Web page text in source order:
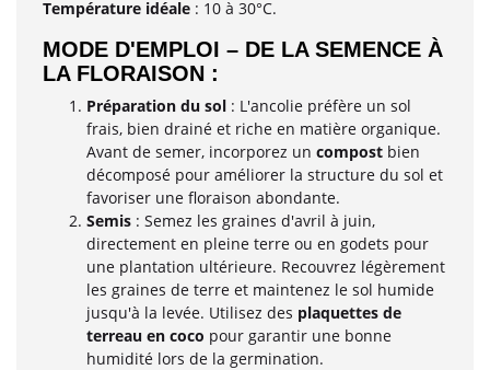
Température idéale : 10 à 30°C.
MODE D'EMPLOI – DE LA SEMENCE À
LA FLORAISON :
Préparation du sol : L'ancolie préfère un sol
frais, bien drainé et riche en matière organique.
Avant de semer, incorporez un compost bien
décomposé pour améliorer la structure du sol et
favoriser une floraison abondante.
Semis : Semez les graines d'avril à juin,
directement en pleine terre ou en godets pour
une plantation ultérieure. Recouvrez légèrement
les graines de terre et maintenez le sol humide
jusqu'à la levée. Utilisez des plaquettes de
terreau en coco pour garantir une bonne
humidité lors de la germination.